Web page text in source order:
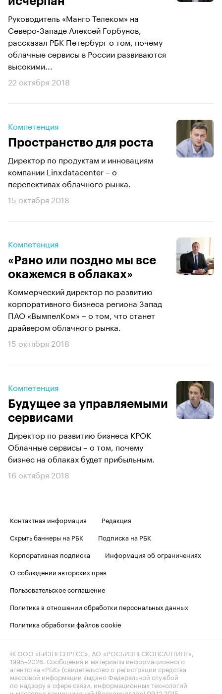
Руководитель «Манго Телеком» на
Северо-Западе Алексей Горбунов,
рассказал РБК Петербург о том, почему
облачные сервисы в России развиваются
высокими...
22 октября 2018
Компетенция
Пространство для роста
Директор по продуктам и инновациям
компании Linxdatacenter – о
перспективах облачного рынка.
15 октября 2018
Компетенция
«Рано или поздно мы все
окажемся в облаках»
Коммерческий директор по развитию
корпоративного бизнеса региона Запад
ПАО «ВымпелКом» – о том, что станет
драйвером облачного рынка.
15 октября 2018
Компетенция
Будущее за управляемыми
сервисами
Директор по развитию бизнеса КРОК
Облачные сервисы – о том, почему
бизнес на облаках будет прибыльным.
16 октября 2018
Контактная информация
Редакция
Скрыть баннеры на РБК
Подписка на РБК
Корпоративная подписка
Информация об ограничениях
О соблюдении авторских прав
Пользовательское соглашение
Политика в отношении обработки персональных данных
Политика обработки файлов cookie
© ООО «БИЗНЕСПРЕСС», АО «РОСБИЗНЕСКОНСАЛТИНГ»,
1995–2026. Сообщения и материалы информационного
агентства «РБК» (свидетельство о регистрации средства
массовой информации выдано Федеральной службой
по надзору в сфере связи, информационных технологий